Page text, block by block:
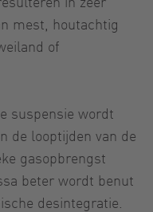
mest, houtachtig
of
suspensie wordt
de looptijden van de
gasopbrengst
beter wordt benut
desintegratie.